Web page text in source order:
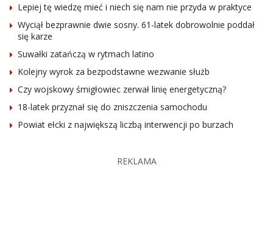
Lepiej tę wiedzę mieć i niech się nam nie przyda w praktyce
Wyciął bezprawnie dwie sosny. 61-latek dobrowolnie poddał
się karze
Suwałki zatańczą w rytmach latino
Kolejny wyrok za bezpodstawne wezwanie służb
Czy wojskowy śmigłowiec zerwał linię energetyczną?
18-latek przyznał się do zniszczenia samochodu
Powiat ełcki z największą liczbą interwencji po burzach
REKLAMA